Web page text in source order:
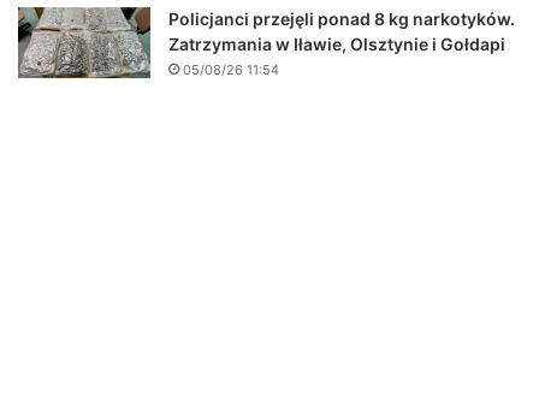
Policjanci przejęli ponad 8 kg narkotyków.
Zatrzymania w Iławie, Olsztynie i Gołdapi
05/08/26 11:54